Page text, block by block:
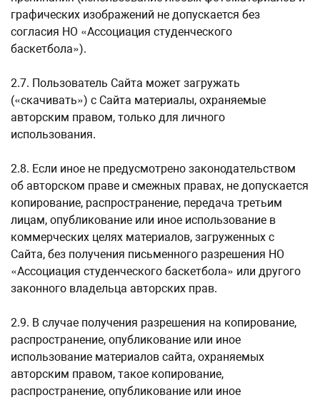
графических изображений не допускается без
согласия НО «Ассоциация студенческого
баскетбола»).
2.7. Пользователь Сайта может загружать
(«скачивать») с Сайта материалы, охраняемые
авторским правом, только для личного
использования.
2.8. Если иное не предусмотрено законодательством
об авторском праве и смежных правах, не допускается
копирование, распространение, передача третьим
лицам, опубликование или иное использование в
коммерческих целях материалов, загруженных с
Сайта, без получения письменного разрешения НО
«Ассоциация студенческого баскетбола» или другого
законного владельца авторских прав.
2.9. В случае получения разрешения на копирование,
распространение, опубликование или иное
использование материалов сайта, охраняемых
авторским правом, такое копирование,
распространение, опубликование или иное